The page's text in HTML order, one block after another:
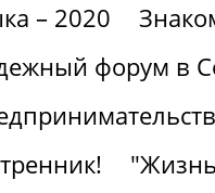
– 2020
форум в